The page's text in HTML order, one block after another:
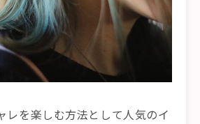
レを楽しむ方法として人気のイ